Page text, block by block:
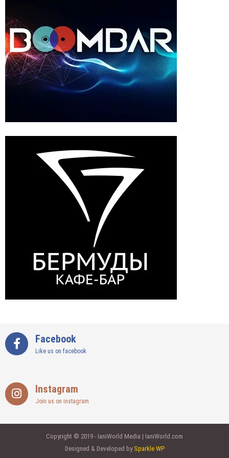
Facebook
Like us on facebook
Instagram
Join us on instagram
Copyright © 2019 - IaniWorld Media | IaniWorld.com
Designed & Developed by Sparkle WP